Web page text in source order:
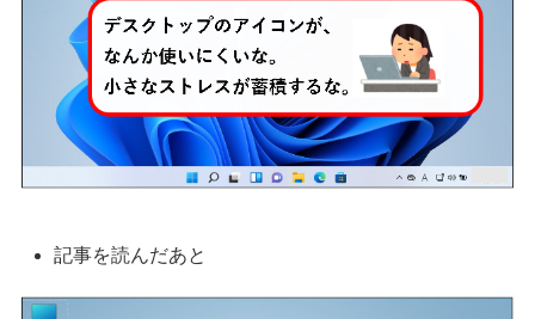
記事を読んだあと